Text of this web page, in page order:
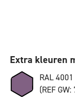
Extra kleuren
RAL 4001
(REF GW: